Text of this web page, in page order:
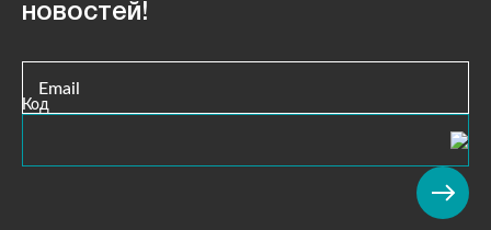
новостей!
Email
Код